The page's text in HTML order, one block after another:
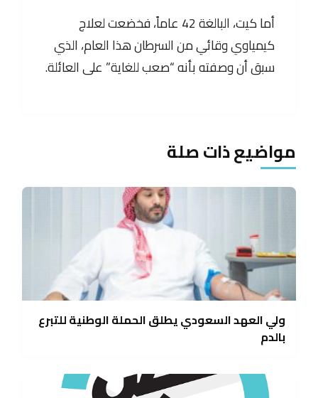
أما كيت، البالغة 42 عاماً، فخضعت لعلاج
كيمياوي وقائي من السرطان هذا العام، الذي
سبق أن وصفته بأنه “صعب للغاية” على العائلة.
مواضيع ذات صلة
ولي العهد السعودي يطلق الحملة الوطنية للتبرع
بالدم